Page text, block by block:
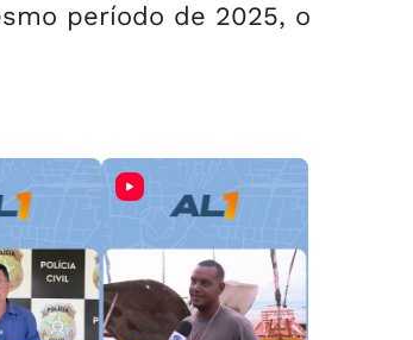
período de 2025, o